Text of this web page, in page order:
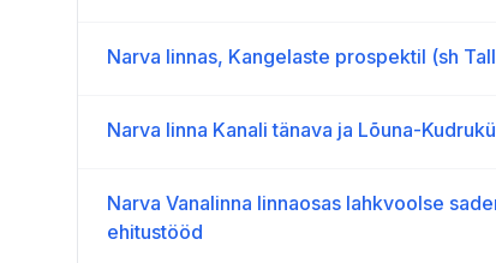
Narva linnas, Kangelaste prospektil (sh
Narva linna Kanali tänava ja Lõuna-
Narva Vanalinna linnaosas lahkvoolse
ehitustööd